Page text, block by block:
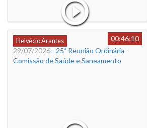
Helvécio Arantes
00:46:10
29/07/2026 - 25ª Reunião Ordinária -
Comissão de Saúde e Saneamento